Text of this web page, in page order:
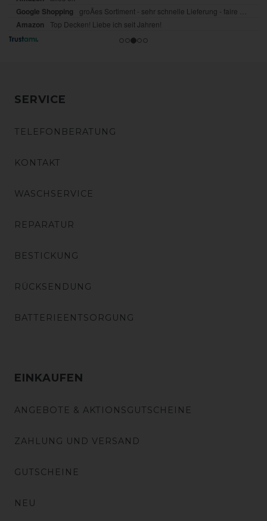
SERVICE
TELEFONBERATUNG
KONTAKT
WASCHSERVICE
REPARATUR
BESTICKUNG
RÜCKSENDUNG
BATTERIEENTSORGUNG
EINKAUFEN
ANGEBOTE & AKTIONSGUTSCHEINE
ZAHLUNG UND VERSAND
GUTSCHEINE
NEU